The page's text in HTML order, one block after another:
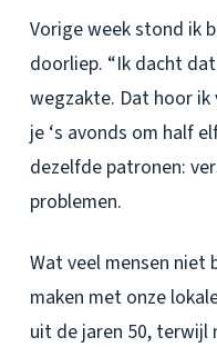
Vorige week stond ik
doorliep. “Ik dacht
wegzakte. Dat hoor
je ‘s avonds om half
dezelfde patronen:
problemen.
Wat veel mensen niet
maken met onze
uit de jaren 50, terwijl